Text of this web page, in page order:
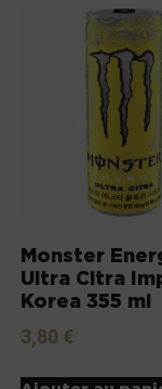
Monster
Ultra Citra
Korea 355 ml
3,80 €